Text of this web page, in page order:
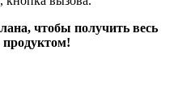
чтобы получить весь
продуктом!